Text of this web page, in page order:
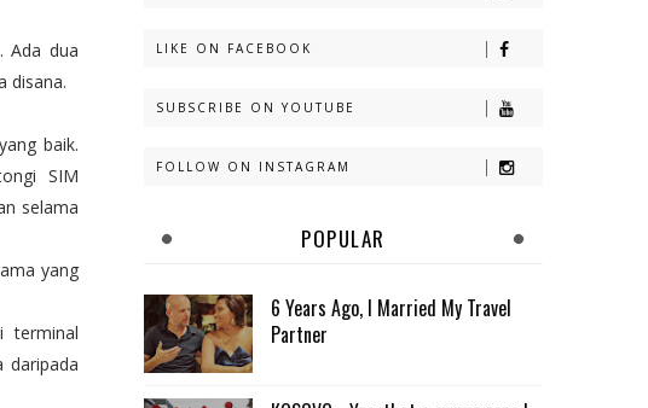
Ada dua
disana.
baik.
SIM
selama
yang
terminal
daripada
LIKE ON FACEBOOK
SUBSCRIBE ON YOUTUBE
FOLLOW ON INSTAGRAM
POPULAR
6 Years Ago, I Married My Travel
Partner